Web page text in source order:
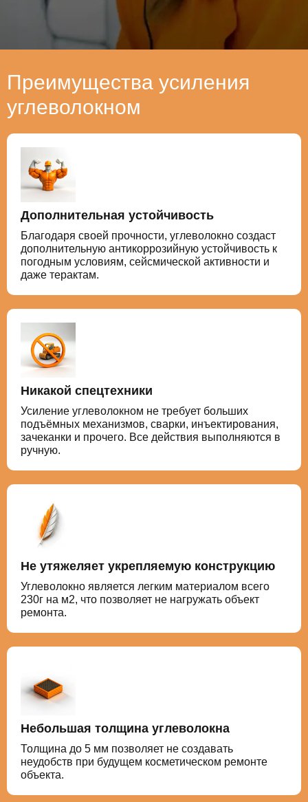
Преимущества усиления
углеволокном
Дополнительная устойчивость
Благодаря своей прочности, углеволокно создаст
дополнительную антикоррозийную устойчивость к
погодным условиям, сейсмической активности и
даже терактам.
Никакой спецтехники
Усиление углеволокном не требует больших
подъёмных механизмов, сварки, инъектирования,
зачеканки и прочего. Все действия выполняются в
ручную.
Не утяжеляет укрепляемую конструкцию
Углеволокно является легким материалом всего
230г на м2, что позволяет не нагружать объект
ремонта.
Небольшая толщина углеволокна
Толщина до 5 мм позволяет не создавать
неудобств при будущем косметическом ремонте
объекта.